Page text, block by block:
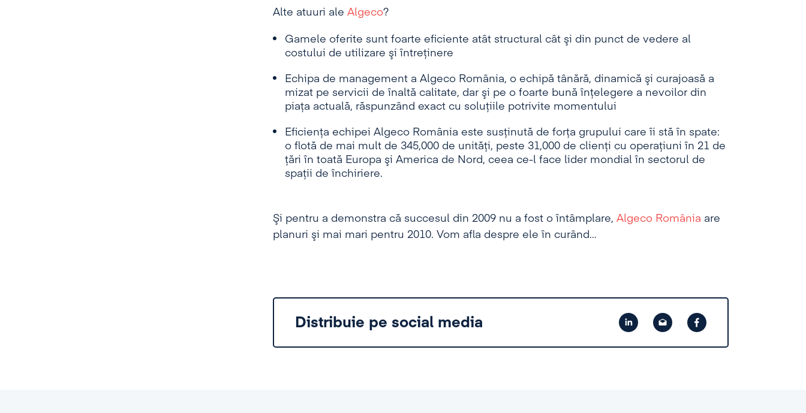
Alte atuuri ale Algeco?
Gamele oferite sunt foarte eficiente atât structural cât şi din punct de vedere al
costului de utilizare şi întreţinere
Echipa de management a Algeco România, o echipă tânără, dinamică şi curajoasă a
mizat pe servicii de înaltă calitate, dar şi pe o foarte bună înţelegere a nevoilor din
piaţa actuală, răspunzând exact cu soluţiile potrivite momentului
Eficienţa echipei Algeco România este susţinută de forţa grupului care îi stă în spate:
o flotă de mai mult de 345,000 de unităţi, peste 31,000 de clienţi cu operaţiuni în 21 de
ţări în toată Europa şi America de Nord, ceea ce-l face lider mondial în sectorul de
spaţii de închiriere.
Şi pentru a demonstra că succesul din 2009 nu a fost o întâmplare, Algeco România are
planuri şi mai mari pentru 2010. Vom afla despre ele în curând…
Distribuie pe social media